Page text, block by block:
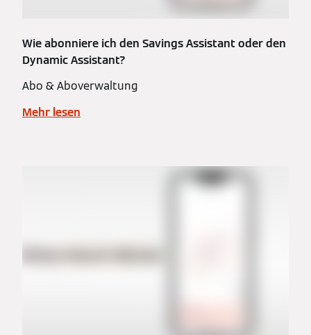
Wie abonniere ich den Savings Assistant oder den
Dynamic Assistant?
Abo & Aboverwaltung
Mehr lesen